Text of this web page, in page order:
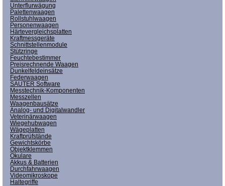
Unterflurwägung
Palettenwaagen
Rollstuhlwaagen
Personenwaagen
Härtevergleichsplatten
Kraftmessgeräte
Schnittstellenmodule
Stützringe
Feuchtebestimmer
Preisrechnende Waagen
Dunkelfeldeinsätze
Federwaagen
SAUTER Software
Messtechnik-Komponenten
Messzellen
Waagenbausätze
Analog- und Digitalwandler
Veterinärwaagen
Wiegehubwagen
Wägeplatten
Kraftprüfstände
Gewichtskörbe
Objektklemmen
Okulare
Akkus & Batterien
Durchfahrwaagen
Videomikroskope
Haltegriffe